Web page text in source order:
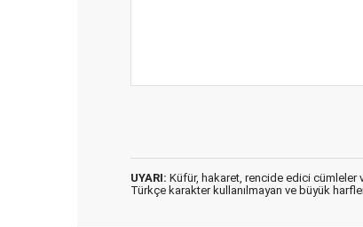
UYARI: Küfür, hakaret, rencide edici cümleler
Türkçe karakter kullanılmayan ve büyük